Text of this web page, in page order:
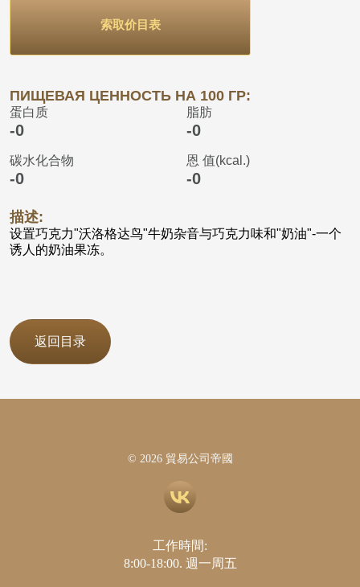
索取价目表
ПИЩЕВАЯ ЦЕННОСТЬ НА 100 ГР:
蛋白质
-0
脂肪
-0
碳水化合物
-0
恩 值(kcal.)
-0
描述:
设置巧克力"沃洛格达鸟"牛奶杂音与巧克力味和"奶油"-一个
诱人的奶油果冻。
返回目录
© 2026 貿易公司帝國
工作時間:
8:00-18:00. 週一周五